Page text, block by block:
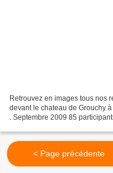
Retrouvez en images tous nos
devant le chateau de Grouchy
. Septembre 2009 85
< Page précédente